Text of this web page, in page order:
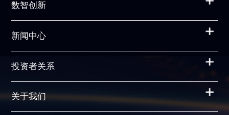
数智创新
新闻中心
投资者关系
关于我们